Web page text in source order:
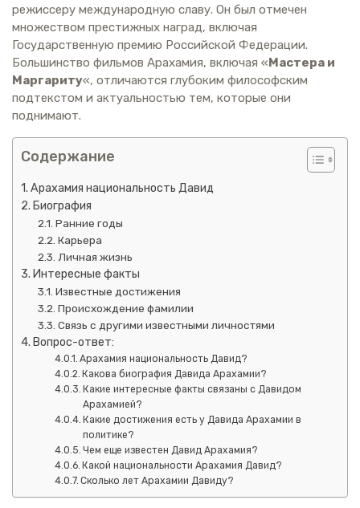
режиссеру международную славу. Он был отмечен
множеством престижных наград, включая
Государственную премию Российской Федерации.
Большинство фильмов Арахамия, включая «Мастера и
Маргариту«, отличаются глубоким философским
подтекстом и актуальностью тем, которые они
поднимают.
Содержание
Арахамия национальность Давид
Биография
Ранние годы
Карьера
Личная жизнь
Интересные факты
Известные достижения
Происхождение фамилии
Связь с другими известными личностями
Вопрос-ответ:
Арахамия национальность Давид?
Какова биография Давида Арахамии?
Какие интересные факты связаны с Давидом
Арахамией?
Какие достижения есть у Давида Арахамии в
политике?
Чем еще известен Давид Арахамия?
Какой национальности Арахамия Давид?
Сколько лет Арахамии Давиду?